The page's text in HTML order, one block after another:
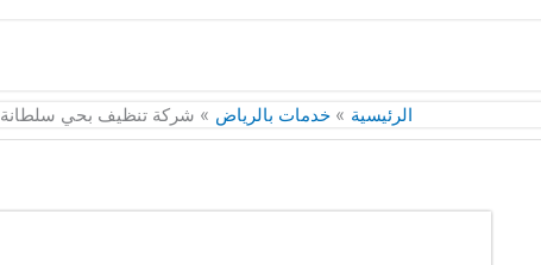
الرئيسية خدمات بالرياض شركة تنظيف بحي سلطانة